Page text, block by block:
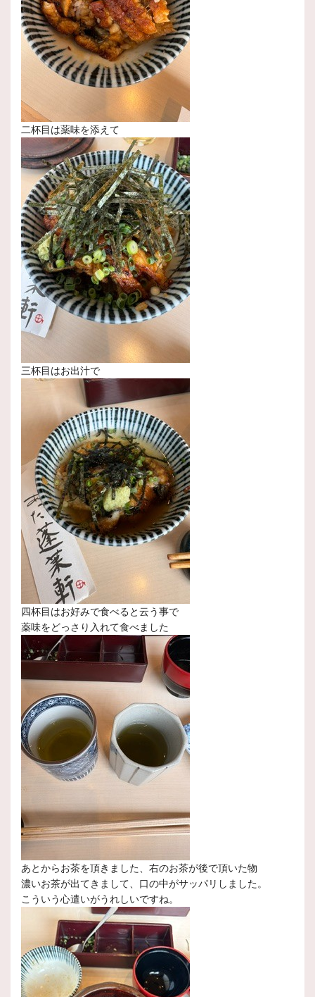
二杯目は薬味を添えて
三杯目はお出汁で
四杯目はお好みで食べると云う事で
薬味をどっさり入れて食べました
あとからお茶を頂きました、右のお茶が後で頂いた物
濃いお茶が出てきまして、口の中がサッパリしました。
こういう心遣いがうれしいですね。